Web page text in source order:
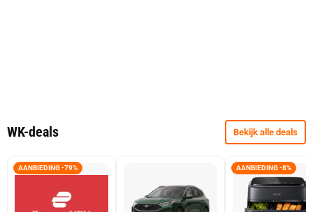
WK-deals Bekijk alle deals
AANBIEDING -79% AANBIEDING -8%